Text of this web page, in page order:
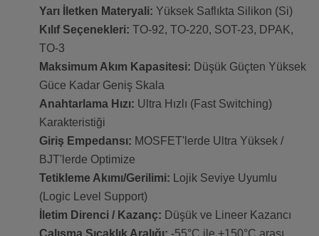
Yarı İletken Materyali: Yüksek Saflıkta Silikon (Si)
Kılıf Seçenekleri: TO-92, TO-220, SOT-23, DPAK,
TO-3
Maksimum Akım Kapasitesi: Düşük Güçten Yüksek
Güce Kadar Geniş Skala
Anahtarlama Hızı: Ultra Hızlı (Fast Switching)
Karakteristiği
Giriş Empedansı: MOSFET'lerde Ultra Yüksek /
BJT'lerde Optimize
Tetikleme Akımı/Gerilimi: Lojik Seviye Uyumlu
(Logic Level Support)
İletim Direnci / Kazanç: Düşük ve Lineer Kazancı
Çalışma Sıcaklık Aralığı: -55°C ile +150°C arası